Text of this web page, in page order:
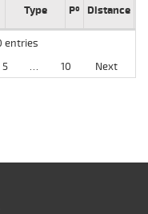
Type Pº Distance
entries
5 … 10 Next